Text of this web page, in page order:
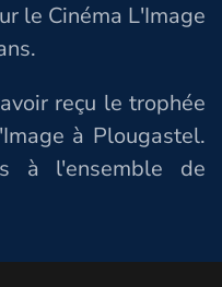
le Cinéma L'Image
reçu le trophée
à Plougastel.
à l'ensemble de